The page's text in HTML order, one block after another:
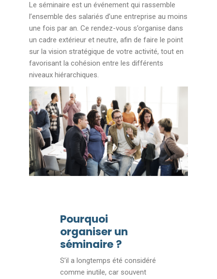
Le séminaire est un événement qui rassemble
l’ensemble des salariés d’une entreprise au moins
une fois par an. Ce rendez-vous s’organise dans
un cadre extérieur et neutre, afin de faire le point
sur la vision stratégique de votre activité, tout en
favorisant la cohésion entre les différents
niveaux hiérarchiques.
Pourquoi
organiser un
séminaire ?
S’il a longtemps été considéré
comme inutile, car souvent